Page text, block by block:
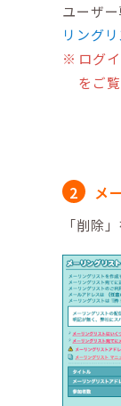
ユーザ
リング
ログ
をご
メ
「削除